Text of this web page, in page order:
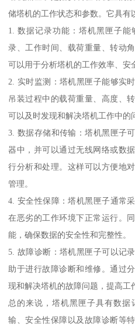
储塔机的工作状态和参数。它具有
1. 数据记录功能：塔机黑匣子
录、工作时间、载荷重量、转动
可以用于分析塔机的工作效率、安
2. 实时监测：塔机黑匣子能够实
吊装过程中的载荷重量、高度、
可以及时发现和解决塔机工作中的
3. 数据存储和传输：塔机黑匣子
器中，并可以通过无线网络或数
行分析和处理。这样可以方便地
管理。
4. 安全性保障：塔机黑匣子通常
在恶劣的工作环境下正常运行。
能，确保数据的安全性和完整性。
5. 故障诊断：塔机黑匣子可以记
助于进行故障诊断和维修。通过
现和解决塔机的故障问题，提高工
总的来说，塔机黑匣子具有数
输、安全性保障以及故障诊断等